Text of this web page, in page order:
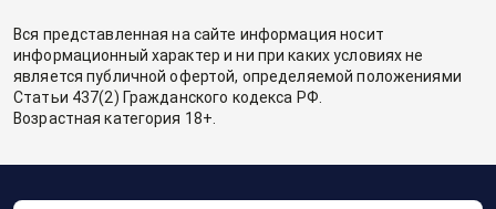
Вся представленная на сайте информация носит
информационный характер и ни при каких условиях не
является публичной офертой, определяемой положениями
Статьи 437(2) Гражданского кодекса РФ.
Возрастная категория 18+.